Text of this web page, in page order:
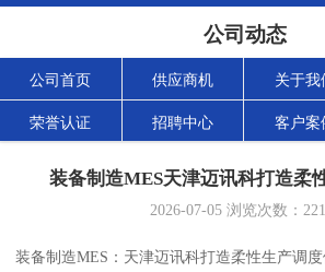
公司动态
公司首页 供应商机 关于我
荣誉认证 招聘中心 客户案
装备制造MES天津迈讯科打造柔
2026-07-05浏览次数： 221
装备制造MES：天津迈讯科打造柔性生产调